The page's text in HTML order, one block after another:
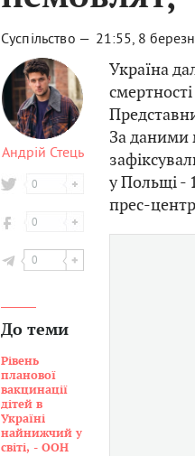
Суспільство — 21:55, 8
Андрій Стець
0
0
0
До теми
Рівень
планової
вакцинації
дітей в
Україні
найнижчий у
світі, - ООН
Україна
За даними
у Польщі -
прес-